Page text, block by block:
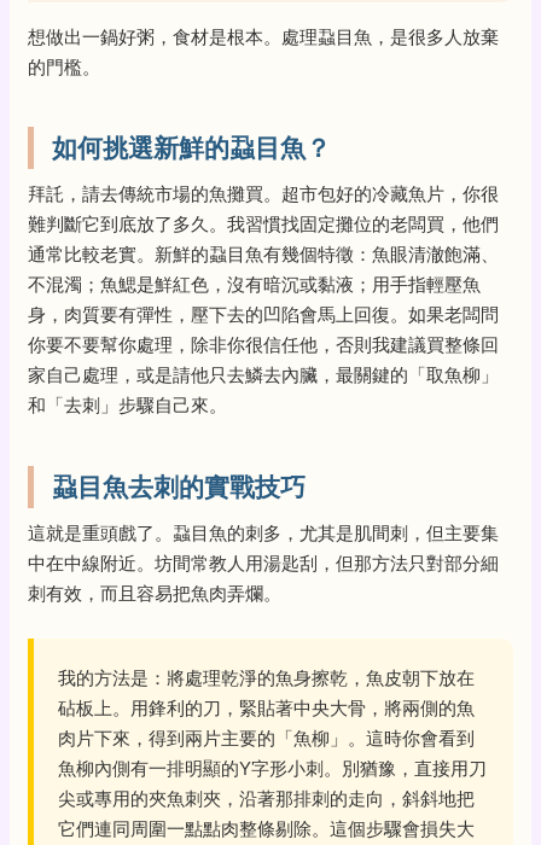
想做出一鍋好粥，食材是根本。處理蝨目魚，是很多人放棄
的門檻。
如何挑選新鮮的蝨目魚？
拜託，請去傳統市場的魚攤買。超市包好的冷藏魚片，你很
難判斷它到底放了多久。我習慣找固定攤位的老闆買，他們
通常比較老實。新鮮的蝨目魚有幾個特徵：魚眼清澈飽滿、
不混濁；魚鰓是鮮紅色，沒有暗沉或黏液；用手指輕壓魚
身，肉質要有彈性，壓下去的凹陷會馬上回復。如果老闆問
你要不要幫你處理，除非你很信任他，否則我建議買整條回
家自己處理，或是請他只去鱗去內臟，最關鍵的「取魚柳」
和「去刺」步驟自己來。
蝨目魚去刺的實戰技巧
這就是重頭戲了。蝨目魚的刺多，尤其是肌間刺，但主要集
中在中線附近。坊間常教人用湯匙刮，但那方法只對部分細
刺有效，而且容易把魚肉弄爛。
我的方法是：將處理乾淨的魚身擦乾，魚皮朝下放在
砧板上。用鋒利的刀，緊貼著中央大骨，將兩側的魚
肉片下來，得到兩片主要的「魚柳」。這時你會看到
魚柳內側有一排明顯的Y字形小刺。別猶豫，直接用刀
尖或專用的夾魚刺夾，沿著那排刺的走向，斜斜地把
它們連同周圍一點點肉整條剔除。這個步驟會損失大